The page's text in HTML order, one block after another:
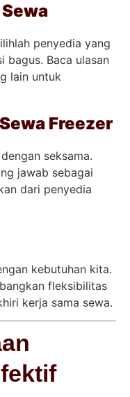
penyedia yang
bagus. Baca ulasan
lain untuk
Freezer
seksama.
jawab sebagai
dari penyedia
kebutuhan kita.
fleksibilitas
kerja sama sewa.